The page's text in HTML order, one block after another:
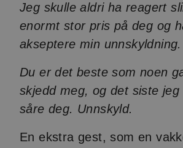
Jeg skulle aldri ha reagert
enormt stor pris på deg og
akseptere min unnskyldning.
Du er det beste som noen
skjedd meg, og det siste
såre deg. Unnskyld.
En ekstra gest, som en